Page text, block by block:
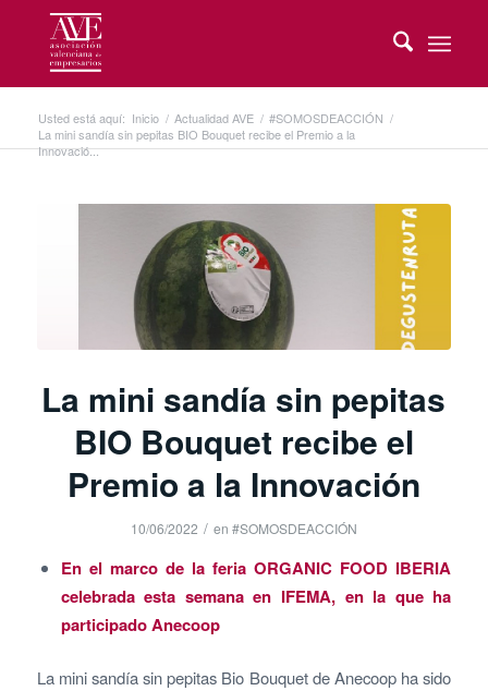
Usted está aquí: Inicio / Actualidad AVE / #SOMOSDEACCIÓN /
La mini sandía sin pepitas BIO Bouquet recibe el Premio a la
Innovació...
La mini sandía sin pepitas
BIO Bouquet recibe el
Premio a la Innovación
10/06/2022 / en #SOMOSDEACCIÓN
En el marco de la feria ORGANIC FOOD IBERIA
celebrada esta semana en IFEMA, en la que ha
participado Anecoop
La mini sandía sin pepitas Bio Bouquet de Anecoop ha sido